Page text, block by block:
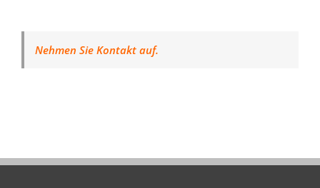
Nehmen Sie Kontakt auf.